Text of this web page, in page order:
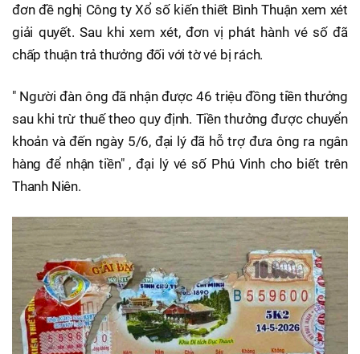
đơn đề nghị Công ty Xổ số kiến thiết Bình Thuận xem xét
giải quyết. Sau khi xem xét, đơn vị phát hành vé số đã
chấp thuận trả thưởng đối với tờ vé bị rách.
" Người đàn ông đã nhận được 46 triệu đồng tiền thưởng
sau khi trừ thuế theo quy định. Tiền thưởng được chuyển
khoản và đến ngày 5/6, đại lý đã hỗ trợ đưa ông ra ngân
hàng để nhận tiền" , đại lý vé số Phú Vinh cho biết trên
Thanh Niên.